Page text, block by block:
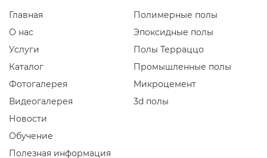
Главная
О нас
Услуги
Каталог
Фотогалерея
Видеогалерея
Новости
Обучение
Полезная информация
Полимерные полы
Эпоксидные полы
Полы Терраццо
Промышленные полы
Микроцемент
3d полы